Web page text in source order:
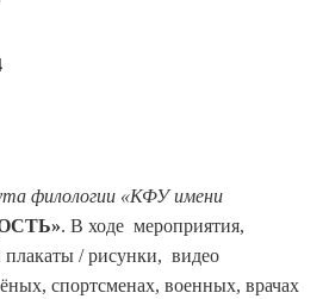
филологии «КФУ имени
. В ходе мероприятия,
/ рисунки, видео
спортсменах, военных, врачах